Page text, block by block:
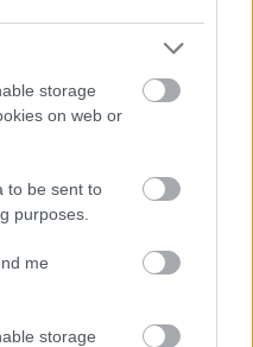
storage
on web or
to be sent to
purposes.
me
storage
jólértesült! :)